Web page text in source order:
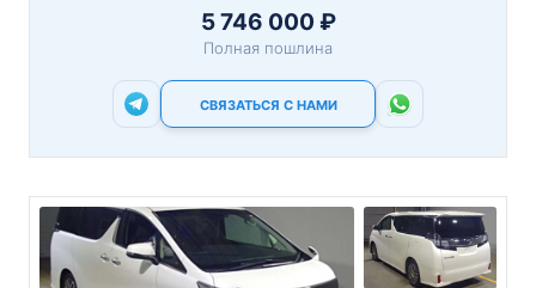
5 746 000 ₽
Полная пошлина
СВЯЗАТЬСЯ С НАМИ